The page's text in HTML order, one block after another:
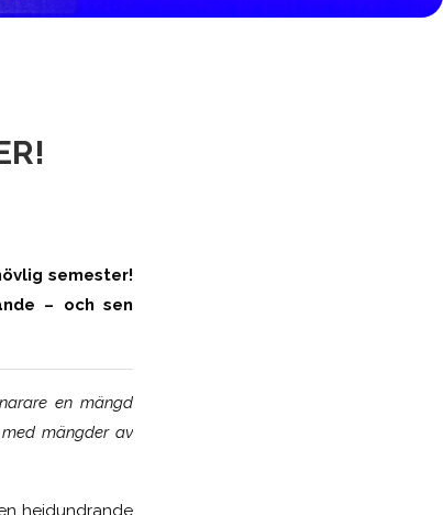
semester!
– och sen
en mängd
mängder av
hejdundrande